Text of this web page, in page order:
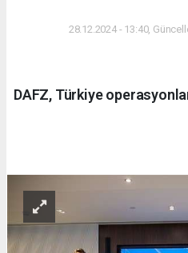
28.12.2024 - 13:40,
DAFZ, Türkiye